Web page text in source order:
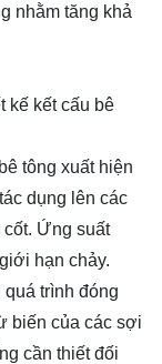
nhằm tăng khả
kế kết cấu bê
tông xuất hiện
dụng lên các
Ứng suất
hạn chảy.
trình đóng
biến của các sợi
cần thiết đối